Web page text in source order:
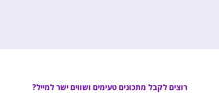
רוצים לקבל מתכונים טעימים ושווים ישר למייל?